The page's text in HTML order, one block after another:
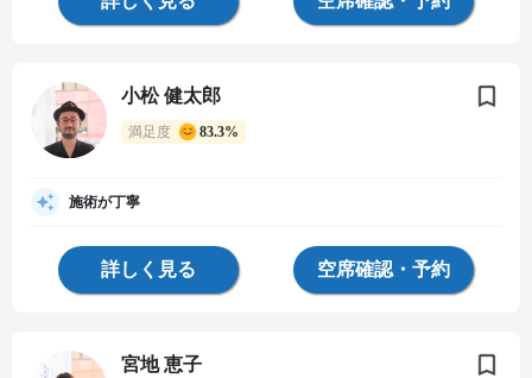
小松 健太郎
満足度 83.3%
施術が丁寧
詳しく見る 空席確認・予約
宮地 恵子